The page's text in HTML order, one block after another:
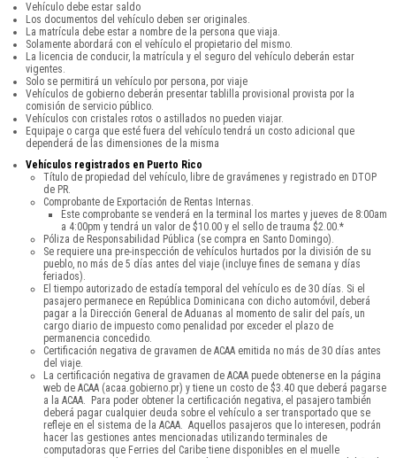
Vehículo debe estar saldo
Los documentos del vehículo deben ser originales.
La matrícula debe estar a nombre de la persona que viaja.
Solamente abordará con el vehículo el propietario del mismo.
La licencia de conducir, la matrícula y el seguro del vehículo deberán estar
vigentes.
Solo se permitirá un vehículo por persona, por viaje
Vehículos de gobierno deberán presentar tablilla provisional provista por la
comisión de servicio público.
Vehículos con cristales rotos o astillados no pueden viajar.
Equipaje o carga que esté fuera del vehículo tendrá un costo adicional que
dependerá de las dimensiones de la misma
Vehículos registrados en Puerto Rico
Título de propiedad del vehículo, libre de gravámenes y registrado en DTOP
de PR.
Comprobante de Exportación de Rentas Internas.
Este comprobante se venderá en la terminal los martes y jueves de 8:00am
a 4:00pm y tendrá un valor de $10.00 y el sello de trauma $2.00.*
Póliza de Responsabilidad Pública (se compra en Santo Domingo).
Se requiere una pre-inspección de vehículos hurtados por la división de su
pueblo, no más de 5 días antes del viaje (incluye fines de semana y días
feriados).
El tiempo autorizado de estadía temporal del vehículo es de 30 días. Si el
pasajero permanece en República Dominicana con dicho automóvil, deberá
pagar a la Dirección General de Aduanas al momento de salir del país, un
cargo diario de impuesto como penalidad por exceder el plazo de
permanencia concedido.
Certificación negativa de gravamen de ACAA emitida no más de 30 días antes
del viaje.
La certificación negativa de gravamen de ACAA puede obtenerse en la página
web de ACAA (acaa.gobierno.pr) y tiene un costo de $3.40 que deberá pagarse
a la ACAA. Para poder obtener la certificación negativa, el pasajero también
deberá pagar cualquier deuda sobre el vehículo a ser transportado que se
refleje en el sistema de la ACAA. Aquellos pasajeros que lo interesen, podrán
hacer las gestiones antes mencionadas utilizando terminales de
computadoras que Ferries del Caribe tiene disponibles en el muelle